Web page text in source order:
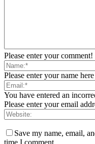
Please enter your comment!
Please enter your name here
You have entered an
Please enter your email
Save my name, email,